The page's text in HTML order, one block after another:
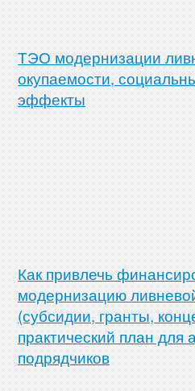
ТЭО модернизации
окупаемости,
эффекты
Как привлечь
модернизацию
(субсидии, гранты,
практический план для
подрядчиков